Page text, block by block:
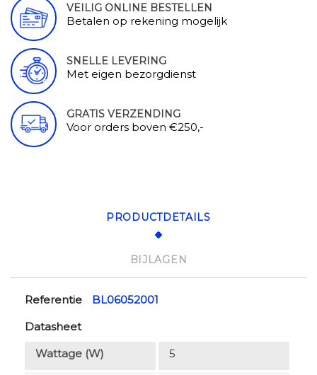
VEILIG ONLINE BESTELLEN
Betalen op rekening mogelijk
SNELLE LEVERING
Met eigen bezorgdienst
GRATIS VERZENDING
Voor orders boven €250,-
PRODUCTDETAILS
BIJLAGEN
Referentie
BL06052001
Datasheet
Wattage (W)
5